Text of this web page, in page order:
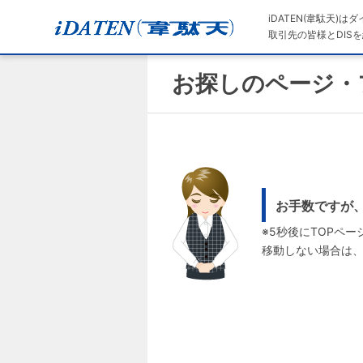
iDATEN(韋駄天)はダ
取引先の皆様とDIS
お探しのページ
お手数ですが
※5秒後にTOPペー
移動しない場合は